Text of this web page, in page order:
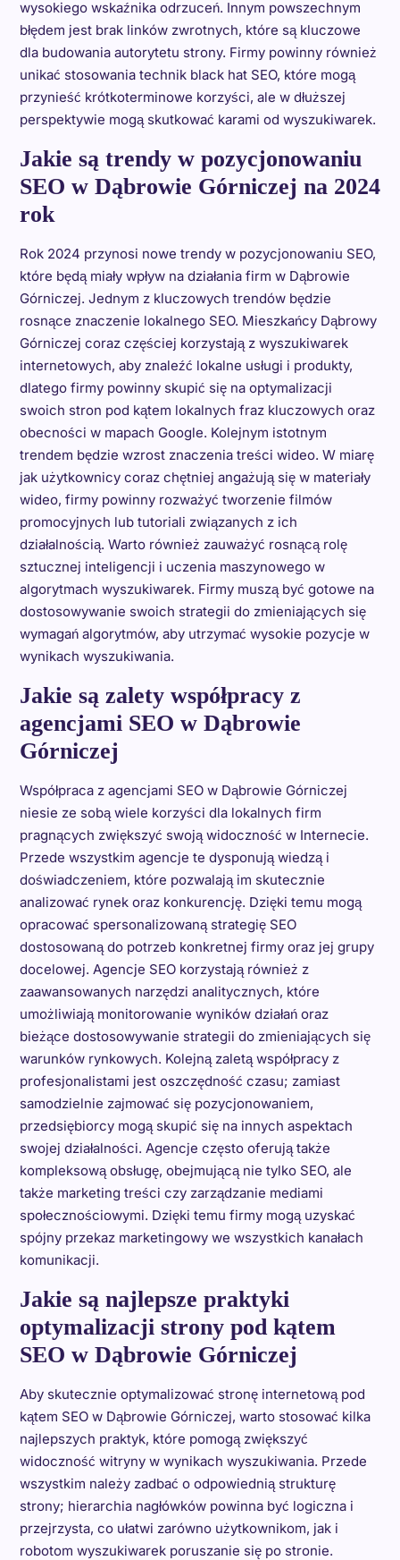
wysokiego wskaźnika odrzuceń. Innym powszechnym
błędem jest brak linków zwrotnych, które są kluczowe
dla budowania autorytetu strony. Firmy powinny również
unikać stosowania technik black hat SEO, które mogą
przynieść krótkoterminowe korzyści, ale w dłuższej
perspektywie mogą skutkować karami od wyszukiwarek.
Jakie są trendy w pozycjonowaniu
SEO w Dąbrowie Górniczej na 2024
rok
Rok 2024 przynosi nowe trendy w pozycjonowaniu SEO,
które będą miały wpływ na działania firm w Dąbrowie
Górniczej. Jednym z kluczowych trendów będzie
rosnące znaczenie lokalnego SEO. Mieszkańcy Dąbrowy
Górniczej coraz częściej korzystają z wyszukiwarek
internetowych, aby znaleźć lokalne usługi i produkty,
dlatego firmy powinny skupić się na optymalizacji
swoich stron pod kątem lokalnych fraz kluczowych oraz
obecności w mapach Google. Kolejnym istotnym
trendem będzie wzrost znaczenia treści wideo. W miarę
jak użytkownicy coraz chętniej angażują się w materiały
wideo, firmy powinny rozważyć tworzenie filmów
promocyjnych lub tutoriali związanych z ich
działalnością. Warto również zauważyć rosnącą rolę
sztucznej inteligencji i uczenia maszynowego w
algorytmach wyszukiwarek. Firmy muszą być gotowe na
dostosowywanie swoich strategii do zmieniających się
wymagań algorytmów, aby utrzymać wysokie pozycje w
wynikach wyszukiwania.
Jakie są zalety współpracy z
agencjami SEO w Dąbrowie
Górniczej
Współpraca z agencjami SEO w Dąbrowie Górniczej
niesie ze sobą wiele korzyści dla lokalnych firm
pragnących zwiększyć swoją widoczność w Internecie.
Przede wszystkim agencje te dysponują wiedzą i
doświadczeniem, które pozwalają im skutecznie
analizować rynek oraz konkurencję. Dzięki temu mogą
opracować spersonalizowaną strategię SEO
dostosowaną do potrzeb konkretnej firmy oraz jej grupy
docelowej. Agencje SEO korzystają również z
zaawansowanych narzędzi analitycznych, które
umożliwiają monitorowanie wyników działań oraz
bieżące dostosowywanie strategii do zmieniających się
warunków rynkowych. Kolejną zaletą współpracy z
profesjonalistami jest oszczędność czasu; zamiast
samodzielnie zajmować się pozycjonowaniem,
przedsiębiorcy mogą skupić się na innych aspektach
swojej działalności. Agencje często oferują także
kompleksową obsługę, obejmującą nie tylko SEO, ale
także marketing treści czy zarządzanie mediami
społecznościowymi. Dzięki temu firmy mogą uzyskać
spójny przekaz marketingowy we wszystkich kanałach
komunikacji.
Jakie są najlepsze praktyki
optymalizacji strony pod kątem
SEO w Dąbrowie Górniczej
Aby skutecznie optymalizować stronę internetową pod
kątem SEO w Dąbrowie Górniczej, warto stosować kilka
najlepszych praktyk, które pomogą zwiększyć
widoczność witryny w wynikach wyszukiwania. Przede
wszystkim należy zadbać o odpowiednią strukturę
strony; hierarchia nagłówków powinna być logiczna i
przejrzysta, co ułatwi zarówno użytkownikom, jak i
robotom wyszukiwarek poruszanie się po stronie.